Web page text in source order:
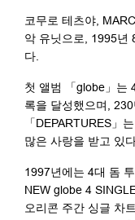
코무로 테츠야,
악 유닛으로, 1995년
다.
첫 앨범 「globe」는
록을 달성했으며,
「DEPARTURES」
많은 사랑을 받고 있
1997년에는 4대 돔
NEW globe 4
오리콘 주간 싱글 차